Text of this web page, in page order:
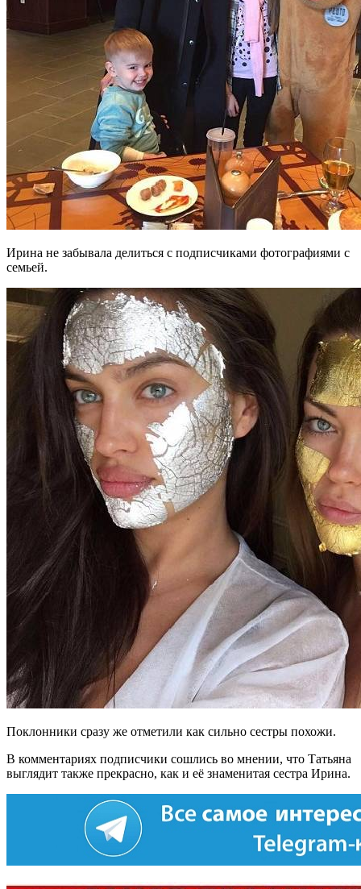
Ирина не забывала делиться с подписчиками фотографиями с
семьей.
Поклонники сразу же отметили как сильно сестры похожи.
В комментариях подписчики сошлись во мнении, что Татьяна
выглядит также прекрасно, как и её знаменитая сестра Ирина.